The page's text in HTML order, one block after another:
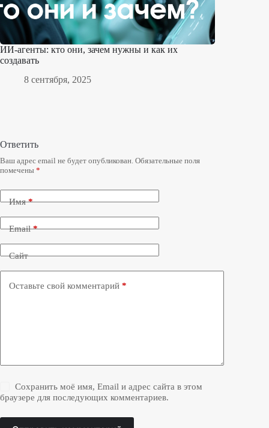
ИИ-агенты: кто они, зачем нужны и как их
создавать
8 сентября, 2025
Ответить
Ваш адрес email не будет опубликован. Обязательные поля
помечены *
Имя*
Email*
Сайт
Оставьте свой комментарий *
Сохранить моё имя, Email и адрес сайта в этом
браузере для последующих комментариев.